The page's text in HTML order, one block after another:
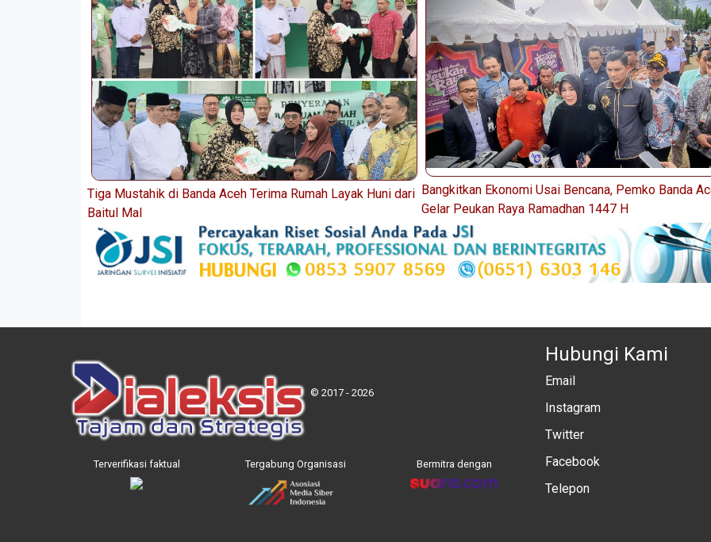
Tiga Mustahik di Banda Aceh Terima Rumah Layak Huni dari
Baitul Mal
Bangkitkan Ekonomi Usai Bencana, Pemko Banda
Gelar Peukan Raya Ramadhan 1447 H
© 2017 - 2026
Terverifikasi faktual Tergabung Organisasi Bermitra dengan
Hubungi Kami
Email
Instagram
Twitter
Facebook
Telepon